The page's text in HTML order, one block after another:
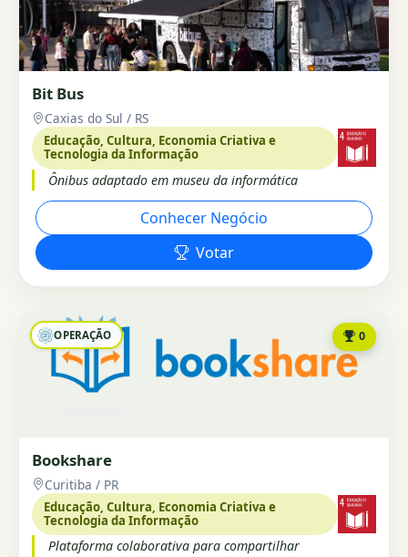
Bit Bus
Caxias do Sul / RS
Educação, Cultura, Economia Criativa e
Tecnologia da Informação
Ônibus adaptado em museu da informática
Conhecer Negócio
Votar
OPERAÇÃO 0
Bookshare
Curitiba / PR
Educação, Cultura, Economia Criativa e
Tecnologia da Informação
Plataforma colaborativa para compartilhar